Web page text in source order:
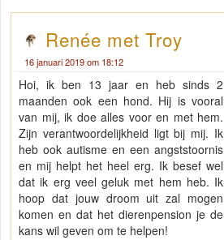
Renée met Troy
16 januari 2019 om 18:12
Hoi, ik ben 13 jaar en heb sinds 2
maanden ook een hond. Hij is vooral
van mij, ik doe alles voor en met hem.
Zijn verantwoordelijkheid ligt bij mij. Ik
heb ook autisme en een angststoornis
en mij helpt het heel erg. Ik besef wel
dat ik erg veel geluk met hem heb. Ik
hoop dat jouw droom uit zal mogen
komen en dat het dierenpension je de
kans wil geven om te helpen!